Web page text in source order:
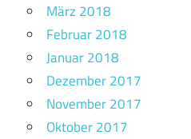
März 2018
Februar 2018
Januar 2018
Dezember 2017
November 2017
Oktober 2017